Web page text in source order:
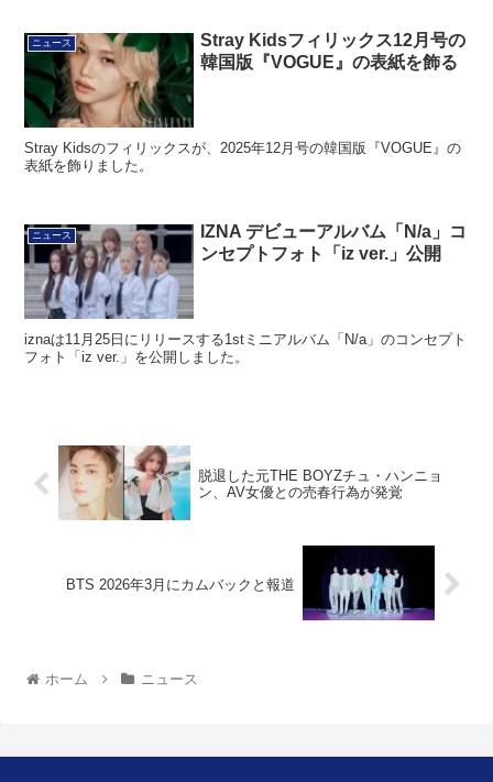
ニュース
Stray Kidsフィリックス12月号の
韓国版『VOGUE』の表紙を飾る
Stray Kidsのフィリックスが、2025年12月号の韓国版『VOGUE』の
表紙を飾りました。
ニュース
IZNA デビューアルバム「N/a」コ
ンセプトフォト「iz ver.」公開
iznaは11月25日にリリースする1stミニアルバム「N/a」のコンセプト
フォト「iz ver.」を公開しました。
脱退した元THE BOYZチュ・ハンニョ
ン、AV女優との売春行為が発覚
BTS 2026年3月にカムバックと報道
ホーム ニュース